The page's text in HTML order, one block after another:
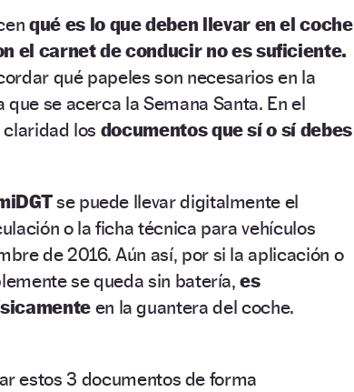
qué es lo que deben llevar en el coche
el carnet de conducir no es suficiente.
qué papeles son necesarios en la
se acerca la Semana Santa. En el
los documentos que sí o sí debes
se puede llevar digitalmente el
o la ficha técnica para vehículos
de 2016. Aún así, por si la aplicación o
se queda sin batería,es
en la guantera del coche.
estos 3 documentos de forma